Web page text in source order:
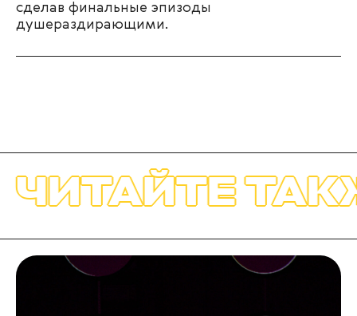
сделав финальные эпизоды
душераздирающими.
ТАКЖЕ